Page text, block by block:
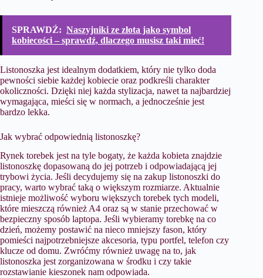
SPRAWDŹ: Naszyjniki ze złota jako symbol
kobiecości – sprawdź, dlaczego musisz taki mieć!
Listonoszka jest idealnym dodatkiem, który nie tylko doda
pewności siebie każdej kobiecie oraz podkreśli charakter
okoliczności. Dzięki niej każda stylizacja, nawet ta najbardziej
wymagająca, mieści się w normach, a jednocześnie jest
bardzo lekka.
​Jak wybrać odpowiednią listonoszkę?
Rynek torebek jest na tyle bogaty, że każda kobieta znajdzie
listonoszkę dopasowaną do jej potrzeb i odpowiadającą jej
trybowi życia. Jeśli decydujemy się na zakup listonoszki do
pracy, warto wybrać taką o większym rozmiarze. Aktualnie
istnieje możliwość wyboru większych torebek tych modeli,
które mieszczą również A4 oraz są w stanie przechować w
bezpieczny sposób laptopa. Jeśli wybieramy torebkę na co
dzień, możemy postawić na nieco mniejszy fason, który
pomieści najpotrzebniejsze akcesoria, typu portfel, telefon czy
klucze od domu. Zwróćmy również uwagę na to, jak
listonoszka jest zorganizowana w środku i czy takie
rozstawianie kieszonek nam odpowiada.